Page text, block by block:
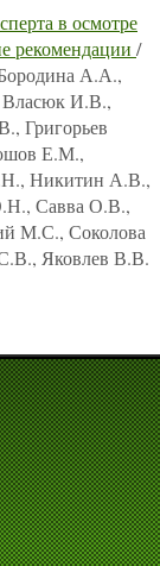
в осмотре
рекомендации /
А.А.,
И.В.,
Григорьев
Е.М.,
Никитин А.В.,
Савва О.В.,
М.С., Соколова
Яковлев В.В.